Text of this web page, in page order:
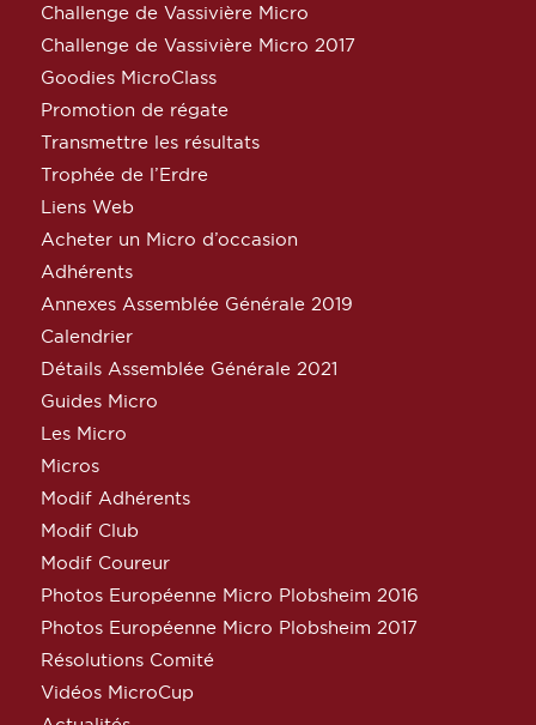
Challenge de Vassivière Micro
Challenge de Vassivière Micro 2017
Goodies MicroClass
Promotion de régate
Transmettre les résultats
Trophée de l’Erdre
Liens Web
Acheter un Micro d’occasion
Adhérents
Annexes Assemblée Générale 2019
Calendrier
Détails Assemblée Générale 2021
Guides Micro
Les Micro
Micros
Modif Adhérents
Modif Club
Modif Coureur
Photos Européenne Micro Plobsheim 2016
Photos Européenne Micro Plobsheim 2017
Résolutions Comité
Vidéos MicroCup